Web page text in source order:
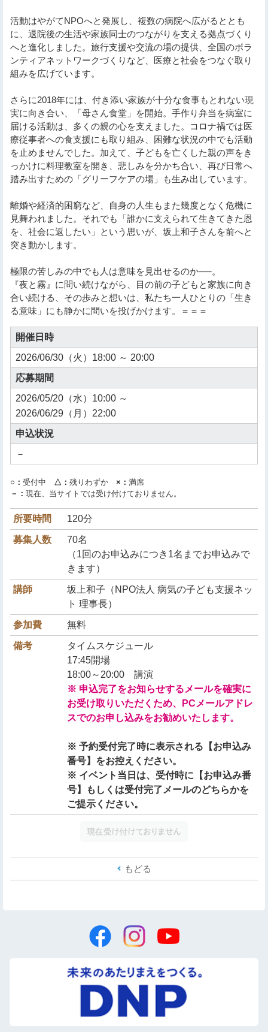
活動はやがてNPOへと発展し、複数の病院へ広がるととも
に、退院後の生活や家族同士のつながりを支える拠点づくり
へと進化しました。旅行支援や交流の場の提供、全国のボラ
ンティアネットワークづくりなど、医療と社会をつなぐ取り
組みを広げています。
さらに2018年には、付き添い家族が十分な食事もとれない現
実に向き合い、「母さん食堂」を開始。手作り弁当を病室に
届ける活動は、多くの親の心を支えました。コロナ禍では医
療従事者への食支援にも取り組み、困難な状況の中でも活動
を止めませんでした。加えて、子どもを亡くした親の声をき
っかけに料理教室を開き、悲しみを分かち合い、再び日常へ
踏み出すための「グリーフケアの場」も生み出しています。
離婚や経済的困窮など、自身の人生もまた幾度となく危機に
見舞われました。それでも「誰かに支えられて生きてきた恩
を、社会に返したい」という思いが、坂上和子さんを前へと
突き動かします。
極限の苦しみの中でも人は意味を見出せるのか──。
『夜と霧』に問い続けながら、目の前の子どもと家族に向き
合い続ける、その歩みと想いは、私たち一人ひとりの「生き
る意味」にも静かに問いを投げかけます。＝＝＝
開催日時
2026/06/30（火）18:00 ～ 20:00
応募期間
2026/05/20（水）10:00 ～
2026/06/29（月）22:00
申込状況
－
○： 受付中 △： 残りわずか ×： 満席
－： 現在、当サイトでは受け付けておりません。
所要時間 120分
募集人数
70名
（1回のお申込みにつき1名までお申込みで
きます）
講師
坂上和子（NPO法人 病気の子ども支援ネッ
ト 理事長）
参加費 無料
備考
タイムスケジュール
17:45開場
18:00～20:00 講演
※ 申込完了をお知らせするメールを確実に
お受け取りいただくため、PCメールアドレ
スでのお申し込みをお勧めいたします。
※ 予約受付完了時に表示される【お申込み
番号】をお控えください。
※ イベント当日は、受付時に【お申込み番
号】もしくは受付完了メールのどちらかを
ご提示ください。
もどる